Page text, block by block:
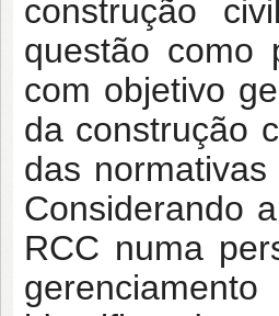
construção
questão como
com objetivo
da construção
das
Considerando
RCC numa